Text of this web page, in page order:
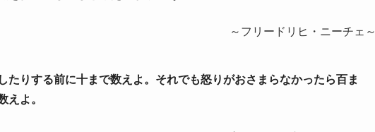
～フリードリヒ・ニーチェ～
たりする前に十まで数えよ。それでも怒りがおさまらなかったら百ま
えよ。